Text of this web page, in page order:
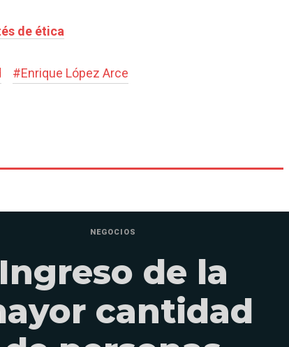
de ética
#Enrique López Arce
NEGOCIOS
Ingreso de la
cantidad